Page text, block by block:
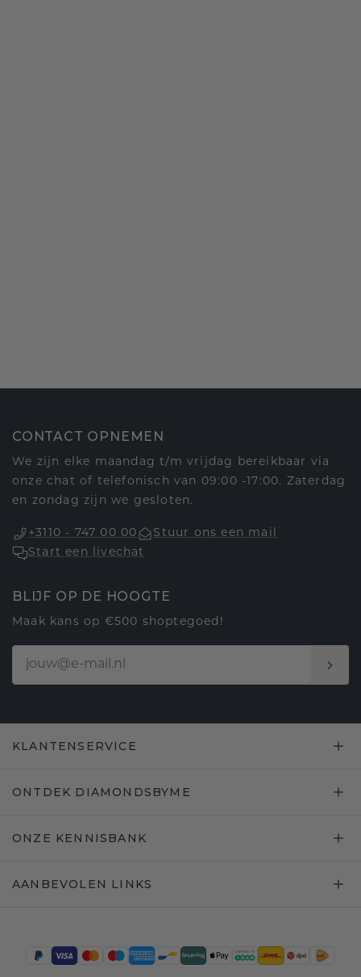
CONTACT OPNEMEN
We zijn elke maandag t/m vrijdag bereikbaar via
onze chat of telefonisch van 09:00 -17:00. Zaterdag
en zondag zijn we gesloten.
+3110 - 747 00 00
Stuur ons een mail
Start een livechat
BLIJF OP DE HOOGTE
Maak kans op €500 shoptegoed!
KLANTENSERVICE
ONTDEK DIAMONDSBYME
ONZE KENNISBANK
AANBEVOLEN LINKS